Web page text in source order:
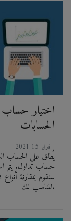
الحسابات
2021 فبراير 15
يُطلق على الحساب
حساب تداول. يتم
سنقوم بمقارنة
المناسب لك.